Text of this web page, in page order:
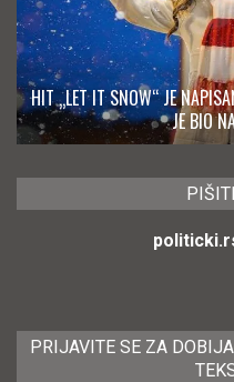
HIT „LET IT SNOW“ JE
JE BIO
PRIJAVITE SE ZA